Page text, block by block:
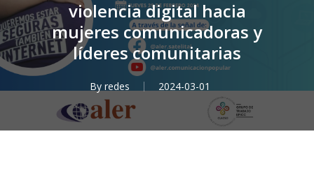
violencia digital hacia
mujeres comunicadoras y
líderes comunitarias
By redes 2024-03-01